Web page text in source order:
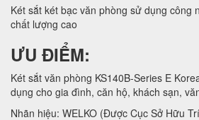
Két sắt két bạc văn phòng sử dụng công
chất lượng cao
ƯU ĐIỂM:
Két sắt văn phòng KS140B-Series E
dụng cho gia đình, căn hộ, khách sạn,
Nhãn hiệu: WELKO (Được Cục Sở Hữu